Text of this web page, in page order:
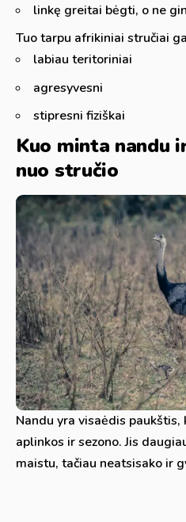
linkę greitai bėgti, o ne
Tuo tarpu afrikiniai stručiai
labiau teritoriniai
agresyvesni
stipresni fiziškai
Kuo minta nandu
nuo stručio
Nandu yra visaėdis
aplinkos ir sezono. Jis
maistu, tačiau neatsisako ir